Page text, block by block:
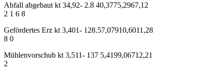
Abfall abgebaut kt 34,92- 2.8 40,3775,2967,12
2 1 6 8
Gefördertes Erz kt 3,401- 128.57,07910,6011,28
8 0
Mühlenvorschub kt 3,511- 137 5,4199,06712,21
2